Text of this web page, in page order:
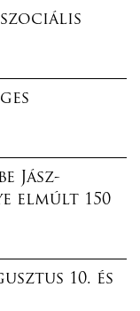
Jász-
elmúlt 150
10. és